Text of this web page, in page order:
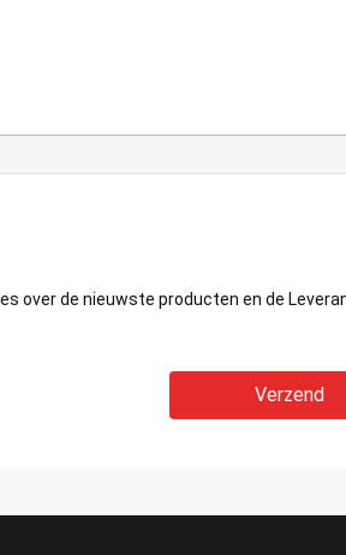
over de nieuwste producten en de